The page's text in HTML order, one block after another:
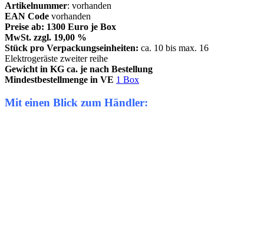
Artikelnummer: vorhanden
EAN Code vorhanden
Preise ab: 1300 Euro je Box
MwSt. zzgl. 19,00 %
Stück pro Verpackungseinheiten: ca. 10 bis max. 16
Elektrogeräste zweiter reihe
Gewicht in KG ca. je nach Bestellung
Mindestbestellmenge in VE 1 Box
Mit einen Blick zum Händler: